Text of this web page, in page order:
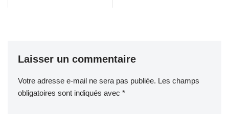
Laisser un commentaire
Votre adresse e-mail ne sera pas publiée. Les champs
obligatoires sont indiqués avec *